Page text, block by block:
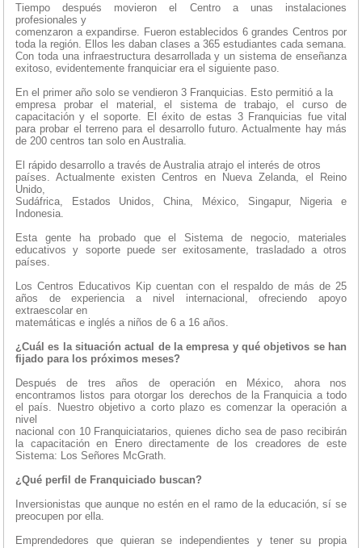
Tiempo después movieron el Centro a unas instalaciones
profesionales y
comenzaron a expandirse. Fueron establecidos 6 grandes Centros por
toda la región. Ellos les daban clases a 365 estudiantes cada semana.
Con toda una infraestructura desarrollada y un sistema de enseñanza
exitoso, evidentemente franquiciar era el siguiente paso.
En el primer año solo se vendieron 3 Franquicias. Esto permitió a la
empresa probar el material, el sistema de trabajo, el curso de
capacitación y el soporte. El éxito de estas 3 Franquicias fue vital
para probar el terreno para el desarrollo futuro. Actualmente hay más
de 200 centros tan solo en Australia.
El rápido desarrollo a través de Australia atrajo el interés de otros
países. Actualmente existen Centros en Nueva Zelanda, el Reino
Unido,
Sudáfrica, Estados Unidos, China, México, Singapur, Nigeria e
Indonesia.
Esta gente ha probado que el Sistema de negocio, materiales
educativos y soporte puede ser exitosamente, trasladado a otros
países.
Los Centros Educativos Kip cuentan con el respaldo de más de 25
años de experiencia a nivel internacional, ofreciendo apoyo
extraescolar en
matemáticas e inglés a niños de 6 a 16 años.
¿Cuál es la situación actual de la empresa y qué objetivos se han
fijado para los próximos meses?
Después de tres años de operación en México, ahora nos
encontramos listos para otorgar los derechos de la Franquicia a todo
el país. Nuestro objetivo a corto plazo es comenzar la operación a
nivel
nacional con 10 Franquiciatarios, quienes dicho sea de paso recibirán
la capacitación en Enero directamente de los creadores de este
Sistema: Los Señores McGrath.
¿Qué perfil de Franquiciado buscan?
Inversionistas que aunque no estén en el ramo de la educación, sí se
preocupen por ella.
Emprendedores que quieran se independientes y tener su propia